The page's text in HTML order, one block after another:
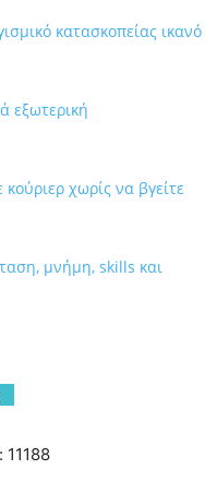
κατασκοπείας ικανό
εξωτερική
χωρίς να βγείτε
μνήμη, skills και
11188